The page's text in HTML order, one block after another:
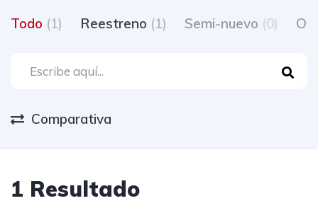
Todo (1) Reestreno (1) Semi-nuevo (0)
Comparativa
1 Resultado